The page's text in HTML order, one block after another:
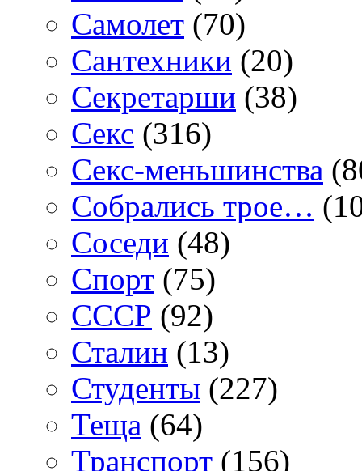
Самолет (70)
Сантехники (20)
Секретарши (38)
Секс (316)
Секс-меньшинства
Собрались трое…
Соседи (48)
Спорт (75)
СССР (92)
Сталин (13)
Студенты (227)
Теща (64)
Транспорт (156)